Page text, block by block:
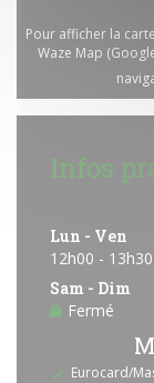
Pour afficher la
Waze Map
Infos
Lun - Ven
12h00 - 13h30
Sam - Dim
Fermé
Eurocard/